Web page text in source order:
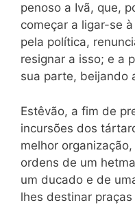
penoso a Ivã, que,
começar a ligar-se
pela política,
resignar a isso; e a
sua parte, beijando
Estêvão, a fim de
incursões dos
melhor
ordens de um
um ducado e de
lhes destinar